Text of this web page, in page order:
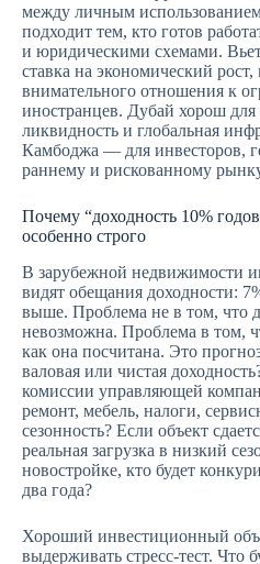
между личным
подходит тем, кто готов
и юридическими схемами.
ставка на экономический рост,
внимательного отношения к
иностранцев. Дубай хорош для
ликвидность и глобальная
Камбоджа — для инвесторов,
раннему и рискованному
Почему “доходность 10%
особенно строго
В зарубежной недвижимости
видят обещания доходности:
выше. Проблема не в том, что
невозможна. Проблема в том,
как она посчитана. Это
валовая или чистая
комиссии управляющей
ремонт, мебель, налоги,
сезонность? Если объект
реальная загрузка в низкий
новостройке, кто будет
два года?
Хороший инвестиционный
выдерживать стресс-тест. Что